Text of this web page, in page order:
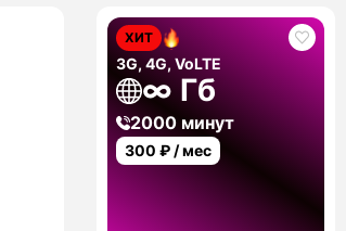
ХИТ
3G, 4G, VoLTE
∞ Гб
2000 минут
300 ₽ / мес